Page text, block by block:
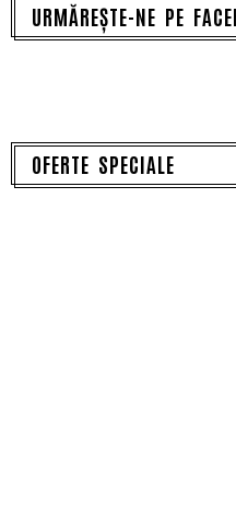
URMĂREȘTE-NE PE
OFERTE SPECIALE